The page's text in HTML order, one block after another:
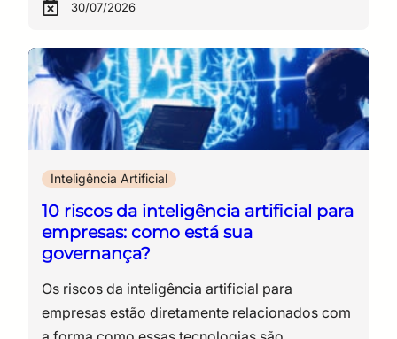
30/07/2026
Inteligência Artificial
10 riscos da inteligência artificial para
empresas: como está sua
governança?
Os riscos da inteligência artificial para empresas estão diretamente relacionados com a forma como essas tecnologias são incorporadas ao cotidiano corporativo – muitas vezes sem critérios definidos de uso, controle e validação. A adoção de soluções baseadas em IA, especialmente ferramentas generativas, como ChatGPT e Claude, entre outras, ampliou a capacidade operacional das organizações em diversas frentes, desde a produção de conteúdo até a análise de dados e o suporte à tomada de decisão, um avanço que ocorreu em ritmo superior à estruturação de regras internas capazes de orientar seu uso. Para entender esse contexto, é importante considerar que, embora a inteligência artificial não tenha surgido recentemente, a forma como ela evoluiu e passou a ser utilizada mudou exponencialmente nos últimos anos. Aplicações que antes estavam restritas a projetos específicos ganharam escala e acessibilidade, sendo utilizadas por equipes diversas no dia a dia. Esse movimento, inclusive, já era observado em iniciativas anteriores ligadas a machine learning e análise de dados, como discutido por nós aqui: Na prática, isso repercutiu nas ferramentas de IA já inseridas em processos internos, análises e decisões relevantes, enquanto muitas empresas ainda não estabeleceram: Assim, há um cenário que cria uma dinâmica recorrente, na qual a tecnologia opera dentro da organização antes que exista um modelo formal de governança de IA capaz de orientar seu uso. A partir desse ponto, os riscos se tornam concretos, uma vez que, sem diretrizes claras, a utilização de IA ocorre de forma distribuída e pouco visível para as áreas responsáveis por tecnologia, segurança da informação e compliance. Nesse contexto, dados corporativos podem ser inseridos em plataformas externas, decisões passam a depender de sistemas automatizados e processos críticos incorporam respostas cuja origem nem sempre é rastreável. O ponto central, portanto, não é a tecnologia em si, mas a ausência de critérios que definam como ela deve ser utilizada dentro da organização. Como resposta a esse cenário, algumas iniciativas regulatórias têm tomado forma. No Brasil, por exemplo, projetos de lei em discussão buscam estabelecer parâmetros para o uso da inteligência artificial, incluindo princípios de transparência, responsabilização e gestão de riscos. Isso indica que, além dos impactos operacionais e éticos, o uso de IA também passa a envolver obrigações legais. Diante dessas questões, estruturar uma governança de IA é uma medida necessária e urgente para alinhar inovação, segurança e responsabilidade. Sua empresa está pronta para esse novo momento? Ao longo deste conteúdo, você verá: Riscos operacionais e estratégicos da IA nas empresas A inclusão da inteligência artificial no ambiente corporativo introduz uma série de riscos que não se limitam à tecnologia em si, mas se estendem à forma como dados, processos e decisões passam a ser conduzidos. Esses riscos costumam surgir de maneira gradual, à medida que o uso da IA se expande dentro da organização sem diretrizes claras. A seguir, estão os principais pontos de atenção que os gestores precisam considerar ao avaliar o uso da IA em suas operações. 10 riscos da inteligência artificial para as empresas O uso corporativo da IA envolve um conjunto de exposições que, em muitos casos, não são percebidas no momento da adoção da ferramenta, mas se manifestam na operação, na segurança e na governança ao longo do tempo. 1. Uso de dados sensíveis em ferramentas públicas Funcionários podem inserir informações estratégicas, dados pessoais ou documentos internos em plataformas abertas de IA. Esse tipo de prática tende a resultar em perda de controle sobre dados corporativos, especialmente quando não há clareza sobre como essas informações são armazenadas, processadas ou reutilizadas pelos provedores. 2. Falta de rastreabilidade nas decisões Resultados gerados por IA nem sempre permitem identificar com precisão quais dados foram utilizados ou qual lógica levou àquela resposta. Isso dificulta auditorias, compromete a transparência e cria obstáculos relevantes em ambientes regulados. Esse risco ganha dimensão concreta quando se observa a ocorrência de conteúdos inteiramente fabricados por modelos generativos. Há registros recentes no Judiciário brasileiro em que decisões e fundamentos inexistentes foram apresentados em processos, gerando sanções por litigância de má-fé. Casos como esses evidenciam um ponto crítico – quando não há rastreabilidade, não há como validar a origem da informação nem sustentar sua confiabilidade. 3. Dependência de respostas não verificadas A ausência de rastreabilidade se conecta diretamente a outro problema: a incorporação de respostas sem validação. Modelos generativos produzem conteúdos com alto grau de coerência linguística, o que facilita sua aceitação como verdade. No entanto, essa plausibilidade não garante precisão. Quando essas respostas são integradas a relatórios, pareceres ou decisões internas sem revisão técnica, o erro deixa de ser pontual e passa a compor o fluxo operacional da empresa. O risco, nesse caso, não está apenas na resposta incorreta, mas na confiança atribuída a ela. 4. Shadow IT ampliada pelo uso de IA O uso de IA se reflete em uma nova camada de Shadow IT, conceito que descreve tecnologias adotadas fora da governança formal da área de TI. Na prática, colaboradores acessam ferramentas diretamente, sem avaliação prévia de segurança, compliance ou integração com os sistemas corporativos. Esse movimento fragmenta o ambiente tecnológico da organização. Diferentes áreas utilizam soluções distintas, com níveis variados de proteção, armazenamento e processamento de dados. O resultado é perda de visibilidade sobre o que está em uso, dificuldade de aplicar políticas de segurança e ausência de controle de como informações corporativas circulam fora dos ambientes oficiais. 5. Exposição a riscos de segurança da informação A utilização de IA fora de diretrizes estruturadas de governança de IA compromete diretamente os controles de segurança da informação. Dados podem ser transferidos para ambientes externos, processados por terceiros e armazenados fora das políticas definidas pela organização, o que entra em conflito com práticas alinhadas a normas como a ISO/IEC 27001. Nesse contexto, o problema não está apenas na tecnologia, mas na quebra de controles já estabelecidos. A IA cria novos fluxos de dados que, se não forem mapeados e protegidos, ampliam a superfície de exposição a incidentes. 6. Decisões automatizadas sem supervisão adequada A incorporação de IA em processos internos altera a forma como decisões são produzidas. Quando não há definição clara de revisão humana, sistemas automatizados passam a influenciar resultados sem que exista validação proporcional ao impacto da decisão. Em áreas como jurídico, financeiro ou atendimento, isso pode significar desde recomendações equivocadas até respostas incorretas para clientes ou análises inconsistentes utilizadas como base para decisões estratégicas. O risco se intensifica quando a automação ocorre de forma silenciosa, sem que a organização tenha mapeado em que setor a IA está sendo utilizada. 7. Viés algorítmico e impacto reputacional Modelos de IA refletem padrões presentes nos dados com os quais foram treinados. Isso inclui vieses históricos, distorções e desigualdades que podem ser reproduzidas nas respostas e decisões geradas. Em ambientes corporativos, esse risco se manifesta em processos de seleção, análise de crédito, priorização de atendimento ou qualquer outro contexto em que a IA interfira na tomada de decisão. Além das implicações éticas, há impacto direto na reputação da empresa e possibilidade de questionamentos legais, especialmente em cenários que envolvem discriminação ou tratamento desigual. 8. Falta de definição de responsabilidade A utilização de IA introduz um problema recorrente: a indefinição sobre quem responde pelos resultados. Quando uma decisão envolve tecnologia, múltiplos agentes participam do processo: o usuário solicitante, a área responsável pela implementação, o fornecedor da ferramenta e a própria organização. Sem uma política de uso de IA que estabeleça responsabilidades, qualquer falha gera incerteza sobre a accountability (responsabilidade), o que dificulta respostas rápidas, gestão de incidentes e defesa jurídica. 9. Desalinhamento com exigências regulatórias O uso corporativo da IA precisa dialogar com um conjunto crescente de normas relacionadas com a proteção de dados, a segurança da informação e a transparência. Sem diretrizes claras, a utilização dessas ferramentas pode violar os princípios da Lei Geral de Proteção de Dados (LGPD), especialmente em relação ao tratamento de dados pessoais, à finalidade e à transparência. Além disso, como dissemos anteriormente, regulações específicas sobre inteligência artificial estão em discussão no Brasil e já avançam em outras jurisdições, o que amplia o risco de não conformidade para organizações que não estruturam sua governança desde agora. 10. Dependência tecnológica sem estratégia A adoção fragmentada de ferramentas de IA cria um cenário de dependência tecnológica sem planejamento. Diferentes soluções são incorporadas sem integração, sem padronização e sem critérios de longo prazo. Isso dificulta a gestão do ambiente, aumenta os custos operacionais e limita a capacidade de evolução da arquitetura de TI. A dependência de fornecedores específicos também pode restringir a autonomia da organização, especialmente em contextos que exigem controle de dados, modelos e processos. Resumo dos principais riscos da inteligência artificial para empresas Riscos Grau de impacto Uso de dados sensíveis em ferramentas públicas Alto Falta de rastreabilidade nas decisões Alto Dependência de respostas não verificadas Alto Shadow IT Alto Exposição a riscos de segurança da informação Alto Decisões automatizadas sem supervisão adequada Alto Viés algorítmico Médio Falta de defini